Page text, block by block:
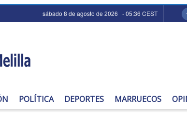
sábado 8 de agosto de 2026 - 05:36 CEST
POLÍTICA DEPORTES MARRUECOS